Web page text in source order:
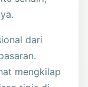
dari
mengkilap